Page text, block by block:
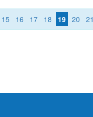
15 16 17 18 19 20 21